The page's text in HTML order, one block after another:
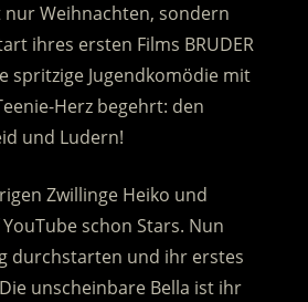
Weihnachten, sondern
ihres ersten Films BRUDER
spritzige Jugendkomödie mit
Herz begehrt: den
und Ludern!
Zwillinge Heiko und
schon Stars. Nun
durchstarten und ihr erstes
unscheinbare Bella ist ihr